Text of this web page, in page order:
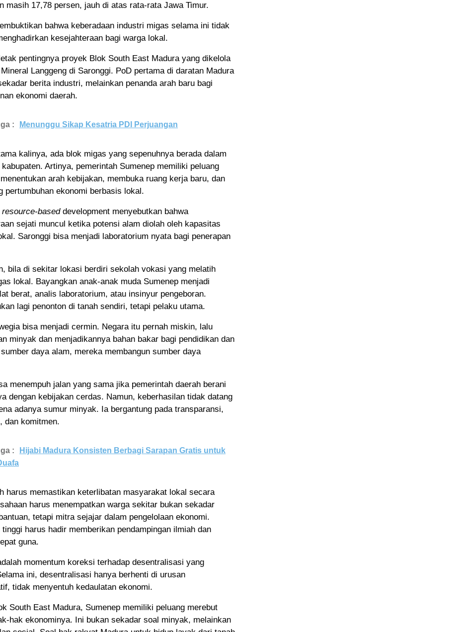
masih 17,78 persen, jauh di atas rata-rata Jawa Timur.
bahwa keberadaan industri migas selama ini tidak
kesejahteraan bagi warga lokal.
pentingnya proyek Blok South East Madura yang dikelola
Langgeng di Saronggi. PoD pertama di daratan Madura
berita industri, melainkan penanda arah baru bagi
ekonomi daerah.
: Menunggu Sikap Kesatria PDI Perjuangan
kalinya, ada blok migas yang sepenuhnya berada dalam
kabupaten. Artinya, pemerintah Sumenep memiliki peluang
arah kebijakan, membuka ruang kerja baru, dan
pertumbuhan ekonomi berbasis lokal.
baseddevelopment menyebutkan bahwa
sejati muncul ketika potensi alam diolah oleh kapasitas
Saronggi bisa menjadi laboratorium nyata bagi penerapan
bila di sekitar lokasi berdiri sekolah vokasi yang melatih
lokal. Bayangkan anak-anak muda Sumenep menjadi
berat, analis laboratorium, atau insinyur pengeboran.
lagi penonton di tanah sendiri, tetapi pelaku utama.
bisa menjadi cermin. Negara itu pernah miskin, lalu
minyak dan menjadikannya bahan bakar bagi pendidikan dan
daya alam, mereka membangun sumber daya
menempuh jalan yang sama jika pemerintah daerah berani
dengan kebijakan cerdas. Namun, keberhasilan tidak datang
adanya sumur minyak. Ia bergantung pada transparansi,
dan komitmen.
:
Hijabi Madura Konsisten Berbagi Sarapan Gratis untuk
harus memastikan keterlibatan masyarakat lokal secara
harus menempatkan warga sekitar bukan sekadar
tetapi mitra sejajar dalam pengelolaan ekonomi.
tinggi harus hadir memberikan pendampingan ilmiah dan
guna.
momentum koreksi terhadap desentralisasi yang
ini, desentralisasi hanya berhenti di urusan
tidak menyentuh kedaulatan ekonomi.
South East Madura, Sumenep memiliki peluang merebut
hak ekonominya. Ini bukan sekadar soal minyak, melainkan